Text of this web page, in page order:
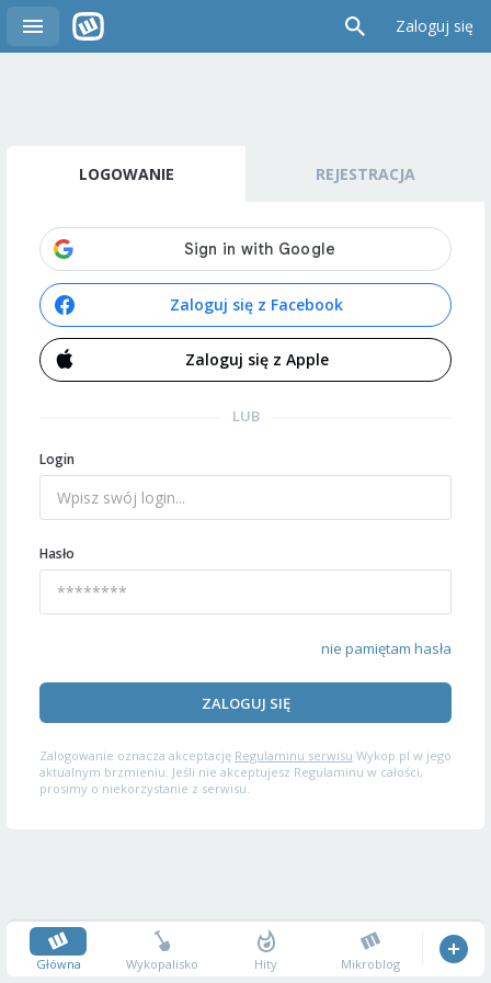
Zaloguj się
LOGOWANIE REJESTRACJA
Zaloguj się z Facebook
Zaloguj się z Apple
LUB
Login
Hasło
nie pamiętam hasła
ZALOGUJ SIĘ
Zalogowanie oznacza akceptację Regulaminu serwisu Wykop.pl w jego
aktualnym brzmieniu. Jeśli nie akceptujesz Regulaminu w całości,
prosimy o niekorzystanie z serwisu.
Główna Wykopalisko Hity Mikroblog